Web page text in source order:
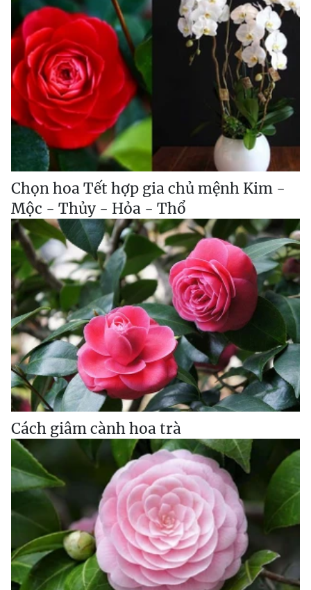
Chọn hoa Tết hợp gia chủ mệnh Kim -
Mộc - Thủy - Hỏa - Thổ
Cách giâm cành hoa trà